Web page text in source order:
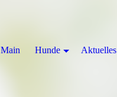
Hunde Aktuelles